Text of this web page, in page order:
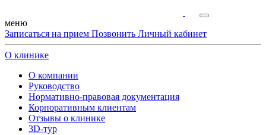
меню
Записаться на прием Позвонить Личный кабинет
О клинике
О компании
Руководство
Нормативно-правовая документация
Корпоративным клиентам
Отзывы о клинике
3D-тур